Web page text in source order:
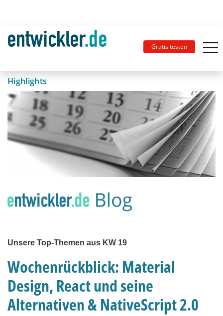
Gratis testen
Highlights
Unsere Top-Themen aus KW 19
Wochenrückblick: Material
Design, React und seine
Alternativen & NativeScript 2.0